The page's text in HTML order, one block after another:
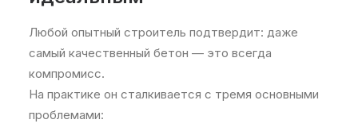
Любой опытный строитель подтвердит: даже
самый качественный бетон — это всегда
компромисс.
На практике он сталкивается с тремя основными
проблемами: